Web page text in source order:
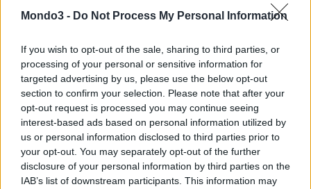
Mondo3 - Do Not Process My Personal Information
If you wish to opt-out of the sale, sharing to third parties, or
processing of your personal or sensitive information for
targeted advertising by us, please use the below opt-out
section to confirm your selection. Please note that after your
opt-out request is processed you may continue seeing
interest-based ads based on personal information utilized by
us or personal information disclosed to third parties prior to
your opt-out. You may separately opt-out of the further
disclosure of your personal information by third parties on the
IAB’s list of downstream participants. This information may
crescente di utenti, distinguendosi grazie alle offerte chiare e
trasparenti, all’ottima copertura della rete mobile e alle tariffe
servizio di alta qualità, a supportare gli utenti con le migliori
tecnologie e a ottenere la loro massima soddisfazione,
rimanendo ferma nei propri valori.
iliad è riuscita a rivoluzionare il mercato
conquistando la fiducia degli utenti grazie ad offerte generose e
trasparenti. A distanza di quasi cinque anni l’operatore si
conferma protagonista nel settore delle telecomunicazioni con